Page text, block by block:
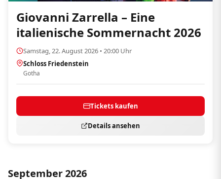
Giovanni Zarrella – Eine
italienische Sommernacht 2026
Samstag, 22. August 2026 • 20:00 Uhr
Schloss Friedenstein
Gotha
Tickets kaufen
Details ansehen
September 2026